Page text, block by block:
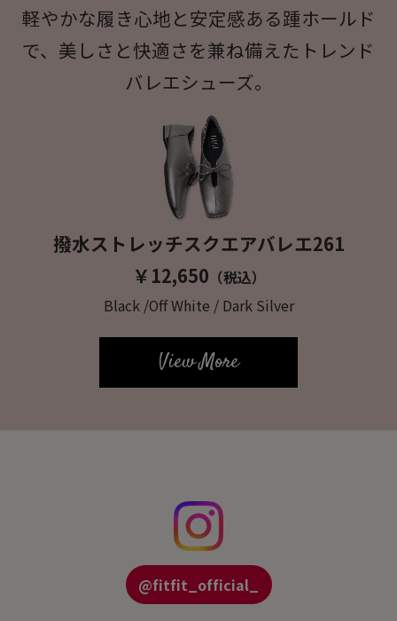
軽やかな履き心地と安定感ある踵ホールド
で、美しさと快適さを兼ね備えたトレンド
バレエシューズ。
撥水ストレッチスクエアバレエ261
￥12,650 （税込）
Black /Off White / Dark Silver
View More
@fitfit_official_